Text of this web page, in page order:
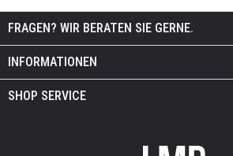
FRAGEN? WIR BERATEN SIE GERNE.
INFORMATIONEN
SHOP SERVICE